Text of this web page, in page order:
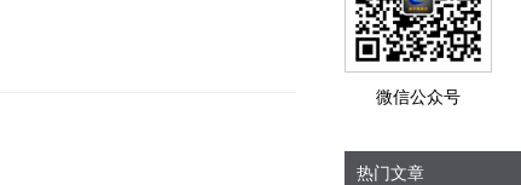
微信公众号
热门文章